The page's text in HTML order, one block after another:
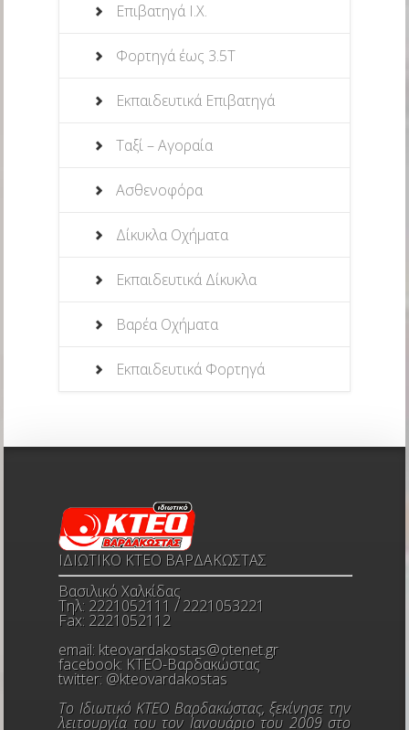
Επιβατηγά Ι.Χ.
Φορτηγά έως 3.5Τ
Εκπαιδευτικά Επιβατηγά
Ταξί – Αγοραία
Ασθενοφόρα
Δίκυκλα Οχήματα
Εκπαιδευτικά Δίκυκλα
Βαρέα Οχήματα
Εκπαιδευτικά Φορτηγά
ΙΔΙΩΤΙΚΟ ΚΤΕΟ ΒΑΡΔΑΚΩΣΤΑΣ
Βασιλικό Χαλκίδας
Τηλ: 2221052111 / 2221053221
Fax: 2221052112
email: kteovardakostas@otenet.gr
facebook: ΚΤΕΟ-Βαρδακώστας
twitter: @kteovardakostas
Το Ιδιωτικό ΚΤΕΟ Βαρδακώστας, ξεκίνησε την
λειτουργία του τον Ιανουάριο του 2009 στο